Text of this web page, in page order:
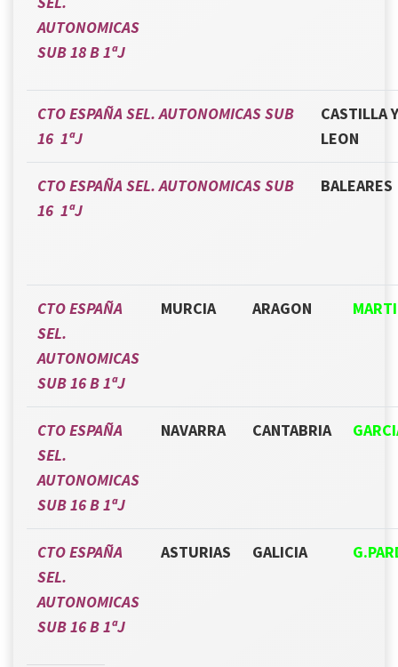
AUTONOMICAS
SUB 18 B 1ªJ
CTO ESPAÑA SEL. AUTONOMICAS SUB
16 1ªJ
CASTILLA Y
LEON
CTO ESPAÑA SEL. AUTONOMICAS SUB
16 1ªJ
BALEARES
CTO ESPAÑA
SEL.
AUTONOMICAS
SUB 16 B 1ªJ
MURCIA ARAGON
CTO ESPAÑA
SEL.
AUTONOMICAS
SUB 16 B 1ªJ
NAVARRA CANTABRIA
CTO ESPAÑA
SEL.
AUTONOMICAS
SUB 16 B 1ªJ
ASTURIAS GALICIA